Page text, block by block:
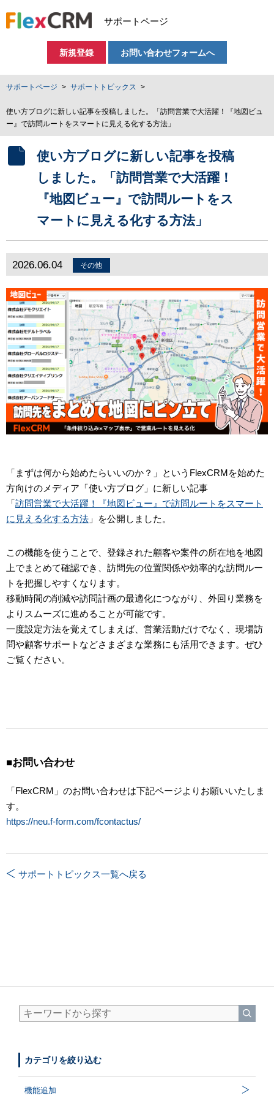
サポートページ
新規登録 お問い合わせフォームへ
サポートページ サポートトピックス
使い方ブログに新しい記事を投稿しました。「訪問営業で大活躍！『地図ビュ
ー』で訪問ルートをスマートに見える化する方法」
使い方ブログに新しい記事を投稿
しました。「訪問営業で大活躍！
『地図ビュー』で訪問ルートをス
マートに見える化する方法」
2026.06.04 その他
「まずは何から始めたらいいのか？」というFlexCRMを始めた
方向けのメディア「使い方ブログ」に新しい記事
「訪問営業で大活躍！『地図ビュー』で訪問ルートをスマート
に見える化する方法 」を公開しました。
この機能を使うことで、登録された顧客や案件の所在地を地図
上でまとめて確認でき、訪問先の位置関係や効率的な訪問ルー
トを把握しやすくなります。
移動時間の削減や訪問計画の最適化につながり、外回り業務を
よりスムーズに進めることが可能です。
一度設定方法を覚えてしまえば、営業活動だけでなく、現場訪
問や顧客サポートなどさまざまな業務にも活用できます。ぜひ
ご覧ください。
■お問い合わせ
「FlexCRM」のお問い合わせは下記ページよりお願いいたしま
す。
https://neu.f-form.com/fcontactus/
サポートトピックス一覧へ戻る
カテゴリを絞り込む
機能追加